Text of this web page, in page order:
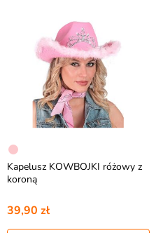
Kapelusz KOWBOJKI różowy z
koroną
39,90 zł